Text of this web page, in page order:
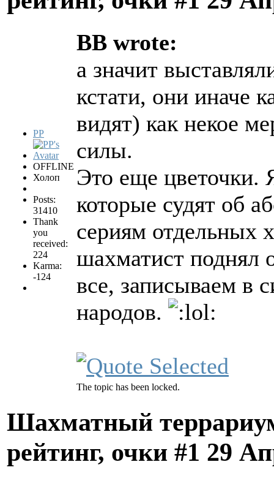
PP
OFFLINE
Холоп
Posts:
31410
Thank
you
received:
224
Karma:
-124
BB wrote:
а значит
кстати, они иначе
видят) как некое
силы.
Это еще цветочки.
которые судят об
сериям отдельных
шахматист поднял
все, записываем в
народов.
The topic has been locked.
Шахматный
рейтинг, очки #1 29